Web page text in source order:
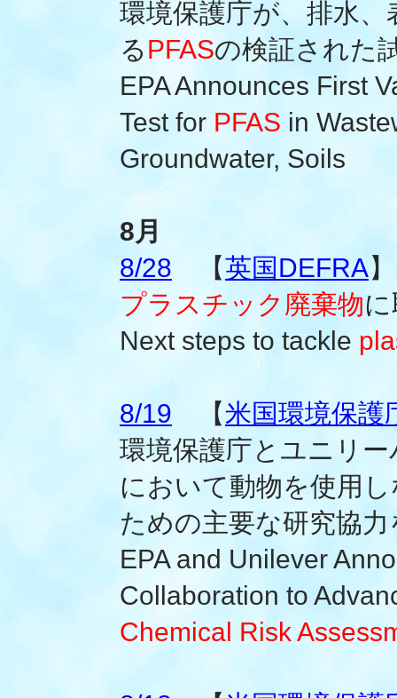
環境保護庁が、排水
る PFASの検証された
EPA Announces First
Test for PFAS in
Groundwater, Soils
8月
8/28 【英国DEFRA】
プラスチック廃棄物
Next steps to tackle
8/19 【米国環境保護
環境保護庁とユニリー
において動物を使用
ための主要な研究協力
EPA and Unilever
Collaboration to
Chemical Risk